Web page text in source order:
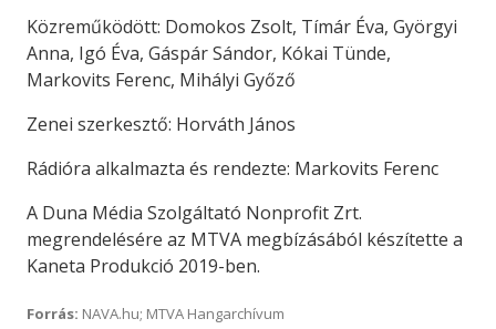
Közreműködött: Domokos Zsolt, Tímár Éva, Györgyi
Anna, Igó Éva, Gáspár Sándor, Kókai Tünde,
Markovits Ferenc, Mihályi Győző
Zenei szerkesztő: Horváth János
Rádióra alkalmazta és rendezte: Markovits Ferenc
A Duna Média Szolgáltató Nonprofit Zrt.
megrendelésére az MTVA megbízásából készítette a
Kaneta Produkció 2019-ben.
Forrás: NAVA.hu; MTVA Hangarchívum